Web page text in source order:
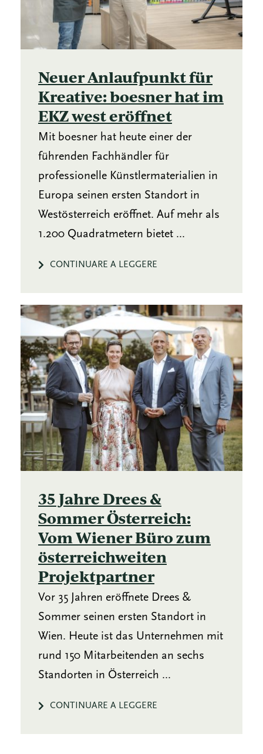
Neuer Anlaufpunkt für
Kreative: boesner hat im
EKZ west eröffnet
Mit boesner hat heute einer der
führenden Fachhändler für
professionelle Künstlermaterialien in
Europa seinen ersten Standort in
Westösterreich eröffnet. Auf mehr als
1.200 Quadratmetern bietet ...
CONTINUARE A LEGGERE
35 Jahre Drees &
Sommer Österreich:
Vom Wiener Büro zum
österreichweiten
Projektpartner
Vor 35 Jahren eröffnete Drees &
Sommer seinen ersten Standort in
Wien. Heute ist das Unternehmen mit
rund 150 Mitarbeitenden an sechs
Standorten in Österreich ...
CONTINUARE A LEGGERE